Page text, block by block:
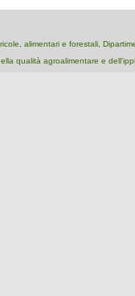
alimentari e forestali,
qualità agroalimentare e